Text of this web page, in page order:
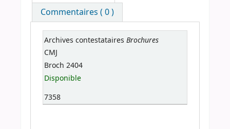
Commentaires ( 0 )
Archives contestataires Brochures
CMJ
Broch 2404
Disponible
7358